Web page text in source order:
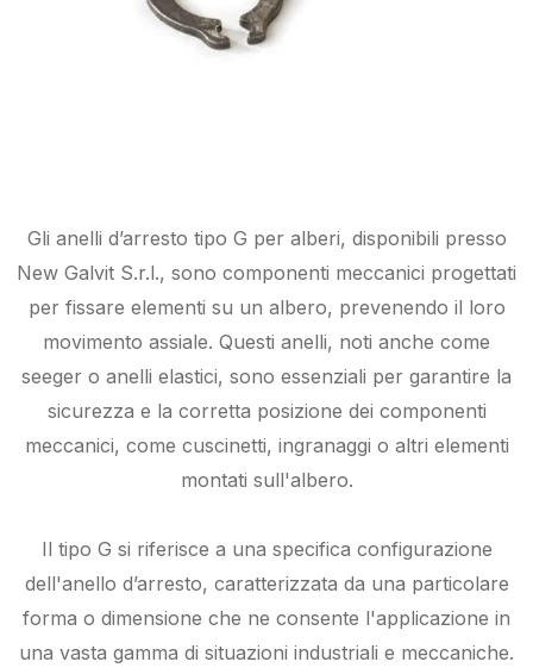
Gli anelli d’arresto tipo G per alberi, disponibili presso
New Galvit S.r.l., sono componenti meccanici progettati
per fissare elementi su un albero, prevenendo il loro
movimento assiale. Questi anelli, noti anche come
seeger o anelli elastici, sono essenziali per garantire la
sicurezza e la corretta posizione dei componenti
meccanici, come cuscinetti, ingranaggi o altri elementi
montati sull'albero.
Il tipo G si riferisce a una specifica configurazione
dell'anello d’arresto, caratterizzata da una particolare
forma o dimensione che ne consente l'applicazione in
una vasta gamma di situazioni industriali e meccaniche.